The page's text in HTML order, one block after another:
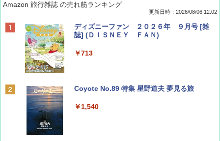
Amazon 旅行雑誌 の売れ筋ランキング
更新日時：2026/08/06 12:02
ディズニーファン ２０２６年 ９月号 [雑
誌] (ＤＩＳＮＥＹ ＦＡＮ)
￥713
Coyote No.89 特集 星野道夫 夢見る旅
￥1,540